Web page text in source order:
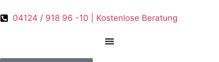
04124 / 918 96 -10 | Kostenlose Beratung